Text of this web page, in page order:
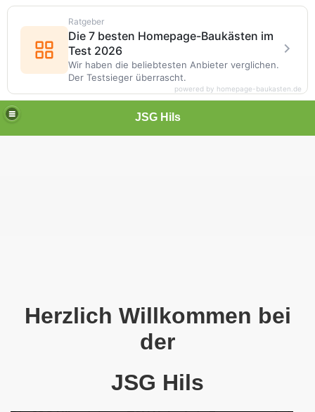
JSG Hils
Herzlich Willkommen bei
der
JSG Hils
Ratgeber
Die 7 besten Homepage-Baukästen im
Test 2026
Wir haben die beliebtesten Anbieter verglichen.
Der Testsieger überrascht.
powered by homepage-baukasten.de